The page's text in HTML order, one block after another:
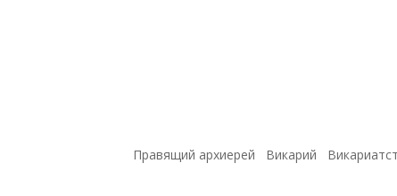
Правящий архиерей Викарий